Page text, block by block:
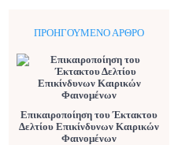
ΠΡΟΗΓΟΎΜΕΝΟ ΆΡΘΡΟ
Επικαιροποίηση του Έκτακτου
Δελτίου Επικίνδυνων Καιρικών
Φαινομένων